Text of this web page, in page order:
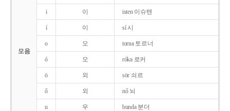
모음
i 이 isten 이슈텐
í 이 sí 시
o 오 torna 토르너
ó 오 róka 로커
ö 외 sör 쇠르
ő 외 nő 뇌
u 우 bunda 분더